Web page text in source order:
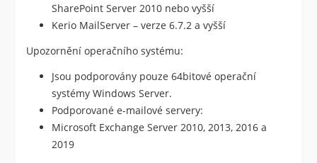
SharePoint Server 2010 nebo vyšší
Kerio MailServer – verze 6.7.2 a vyšší
Upozornění operačního systému:
Jsou podporovány pouze 64bitové operační
systémy Windows Server.
Podporované e-mailové servery:
Microsoft Exchange Server 2010, 2013, 2016 a
2019